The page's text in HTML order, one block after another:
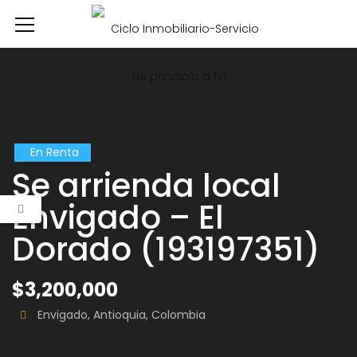
En Renta
Se arrienda local
Envigado – El
Dorado (193197351)
$3,200,000
Envigado, Antioquia, Colombia